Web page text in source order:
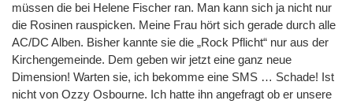
müssen die bei Helene Fischer ran. Man kann sich ja nicht nur
die Rosinen rauspicken. Meine Frau hört sich gerade durch alle
AC/DC Alben. Bisher kannte sie die „Rock Pflicht“ nur aus der
Kirchengemeinde. Dem geben wir jetzt eine ganz neue
Dimension! Warten sie, ich bekomme eine SMS … Schade! Ist
nicht von Ozzy Osbourne. Ich hatte ihn angefragt ob er unsere